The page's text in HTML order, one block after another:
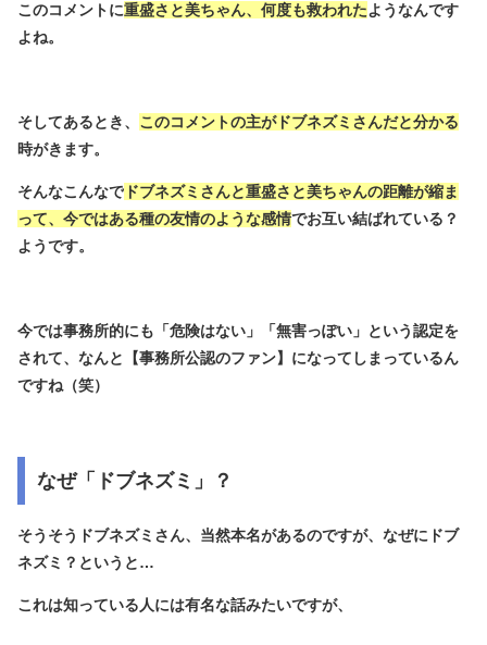
このコメントに重盛さと美ちゃん、何度も救われたようなんです
よね。
そしてあるとき、 このコメントの主がドブネズミさんだと分かる
時がきます。
そんなこんなで ドブネズミさんと重盛さと美ちゃんの距離が縮ま
って、今ではある種の友情のような感情でお互い結ばれている？
ようです。
今では事務所的にも「危険はない」「無害っぽい」という認定を
されて、なんと【事務所公認のファン】になってしまっているん
ですね（笑）
なぜ「ドブネズミ」？
そうそうドブネズミさん、当然本名があるのですが、なぜにドブ
ネズミ？というと…
これは知っている人には有名な話みたいですが、